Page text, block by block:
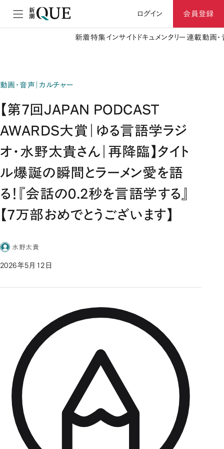
ログイン 会員登録
新着特集 インサイト ドキュメンタリー 連載動画
動画・音声｜カルチャー
【第7回JAPAN PODCAST
AWARDS大賞｜ゆる言語学ラジ
オ・水野太貴さん｜再降臨】タイト
ル爆誕の瞬間とラーメン愛を語
る！『会話の0.2秒を言語学する』
【7万部おめでとうございます】
水野太貴
2026年5月12日